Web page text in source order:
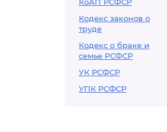
Кодекс законов о
труде
Кодекс о браке и
семье РСФСР
УК РСФСР
УПК РСФСР